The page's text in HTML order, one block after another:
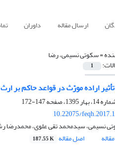
ارسال مقاله داوران
=سکوتی نسیمی، رضا
1
اراده مورّث در قواعد حاکم بر ارث
147-172
10.22075/
نسیمی، سیدمحمد تقی علوی، محمدرضا
اصل مقاله 187.55 K